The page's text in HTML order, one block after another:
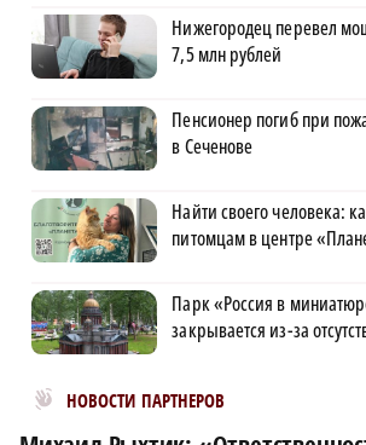
Нижегородец перевел
7,5 млн рублей
Пенсионер погиб при
в Сеченове
Найти своего человека:
питомцам в центре
Парк «Россия в
закрывается из-за
НОВОСТИ ПАРТНЕРОВ
Новости МирТесен